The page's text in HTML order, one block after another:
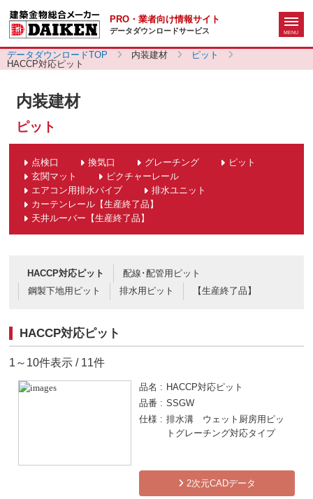
PRO・業者向け情報サイト
データダウンロードサービス
データダウンロードTOP 内装建材
ピット
HACCP対応ピット
内装建材
ピット
点検口 換気口 グレーチング
ピット
玄関マット
ピクチャーレール
エアコン用排水パイプ
排水ユニット
カーテンレール【生産終了品】
天井ルーバー【生産終了品】
HACCP対応ピット
配線･配管用ピット
鋼製下地用ピット
排水用ピット 【生産終了品】
HACCP対応ピット
1～10件表示 / 11件
品名
HACCP対応ピット
品番
SSGW
仕様
排水溝 ウェット厨房用ピッ
トグレーチング対応タイプ
2次元CADデータ